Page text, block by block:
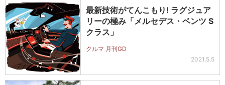
最新技術がてんこもり! ラグジュア
リーの極み「メルセデス・ベンツ S
クラス」
クルマ 月刊GD
2021.5.5